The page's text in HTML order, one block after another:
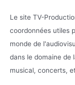
Le site TV-
coordonnées utiles
monde de
dans le domaine de
musical, concerts,